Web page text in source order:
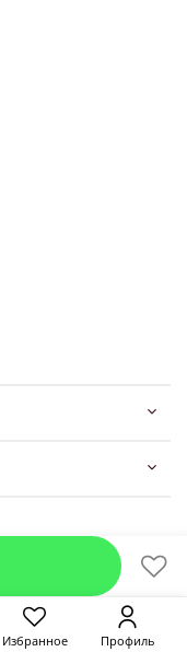
Избранное Профиль